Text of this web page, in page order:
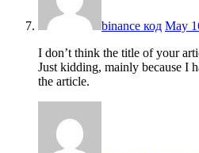
binance код May
I don’t think the title of your
Just kidding, mainly because I
the article.